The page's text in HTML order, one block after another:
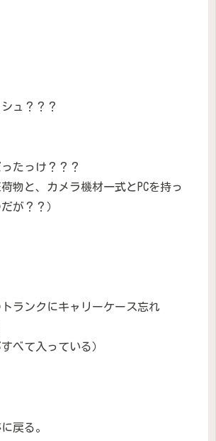
ュ？？？
たっけ？？？
荷物と、カメラ機材一式とPCを持っ
が？？）
ランクにキャリーケース忘れ
べて入っている）
戻る。